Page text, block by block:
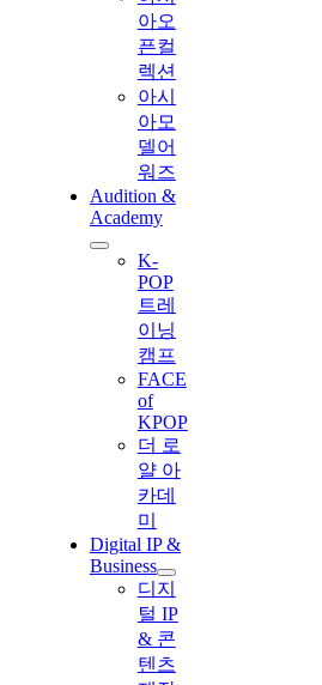
아오
픈컬
렉션
아시
아모
델어
워즈
Audition &
Academy
K-
POP
트레
이닝
캠프
FACE
of
KPOP
더 로
얄 아
카데
미
Digital IP &
Business
디지
털 IP
& 콘
텐츠